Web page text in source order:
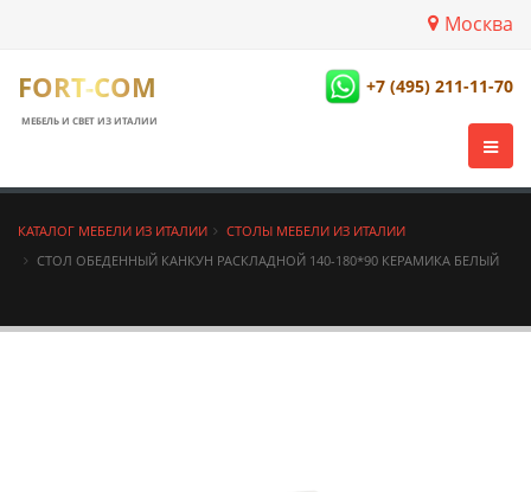
Москва
FORT-COM
МЕБЕЛЬ И СВЕТ ИЗ ИТАЛИИ
+7 (495) 211-11-70
КАТАЛОГ МЕБЕЛИ ИЗ ИТАЛИИ
СТОЛЫ МЕБЕЛИ ИЗ ИТАЛИИ
СТОЛ ОБЕДЕННЫЙ КАНКУН РАСКЛАДНОЙ 140-180*90 КЕРАМИКА БЕЛЫЙ